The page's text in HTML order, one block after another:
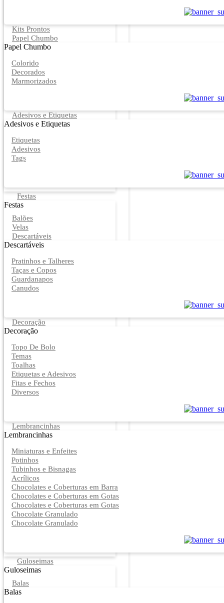
Kits Prontos
Papel Chumbo
Papel Chumbo
Colorido
Decorados
Marmorizados
Adesivos e Etiquetas
Adesivos e Etiquetas
Etiquetas
Adesivos
Tags
Festas
Festas
Balões
Velas
Descartáveis
Descartáveis
Pratinhos e Talheres
Taças e Copos
Guardanapos
Canudos
Decoração
Decoração
Topo De Bolo
Temas
Toalhas
Etiquetas e Adesivos
Fitas e Fechos
Diversos
Lembrancinhas
Lembrancinhas
Miniaturas e Enfeites
Potinhos
Tubinhos e Bisnagas
Acrílicos
Chocolates e Coberturas em Barra
Chocolates e Coberturas em Gotas
Chocolates e Coberturas em Gotas
Chocolate Granulado
Chocolate Granulado
Guloseimas
Guloseimas
Balas
Balas